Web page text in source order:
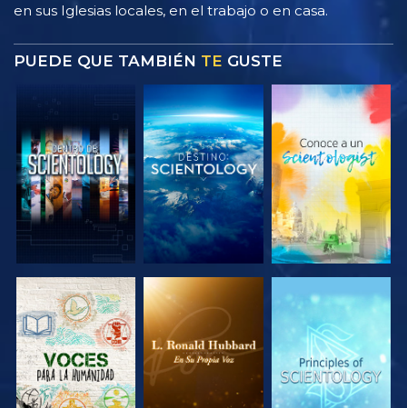
en sus Iglesias locales, en el trabajo o en casa.
PUEDE QUE TAMBIÉN TE GUSTE
EXPLORA LAS
SERIES
EXPLORA LAS
SERIES
EXPLORA LAS
SERIES